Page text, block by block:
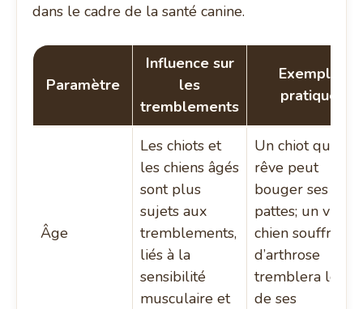
dans le cadre de la santé canine.
Paramètre
Influence sur
les
tremblements
Exemple
pratique
Âge
Les chiots et
les chiens âgés
sont plus
sujets aux
tremblements,
liés à la
sensibilité
musculaire et
Un chiot qui
rêve peut
bouger ses
pattes; un vieux
chien souffrant
d’arthrose
tremblera lors
de ses